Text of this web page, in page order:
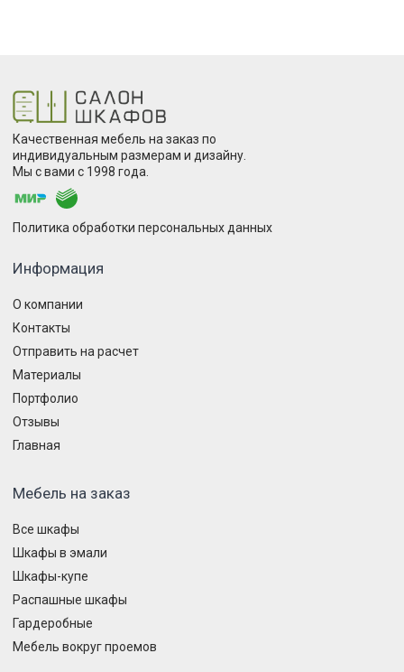
Качественная мебель на заказ по
индивидуальным размерам и дизайну.
Мы с вами с 1998 года.
Политика обработки персональных данных
Информация
О компании
Контакты
Отправить на расчет
Материалы
Портфолио
Отзывы
Главная
Мебель на заказ
Все шкафы
Шкафы в эмали
Шкафы-купе
Распашные шкафы
Гардеробные
Мебель вокруг проемов